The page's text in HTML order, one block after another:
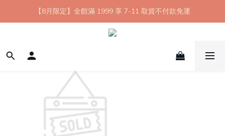
【8月限定】全館滿 1999 享 7-11 取貨不付款免運
【8月限定】全館滿 1999 享 7-11 取貨不付款免運
七夕情人節💘任選 A+B 限時優惠 $1314 元
新會員首購 7-11 店到店免運 點我成為HYPHY Girl
【8月限定】全館滿 1999 享 7-11 取貨不付款免運